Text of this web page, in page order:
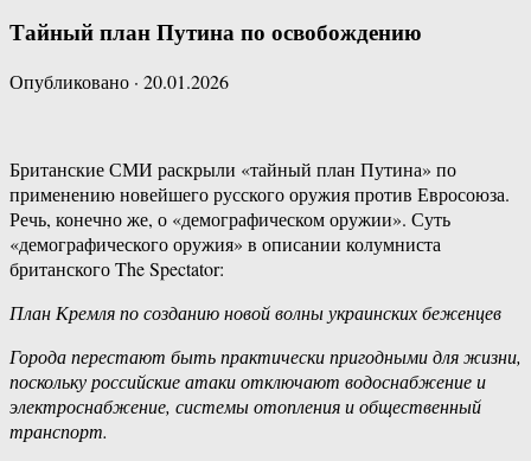
Тайный план Путина по освобождению
Опубликовано · 20.01.2026
Британские СМИ раскрыли «тайный план Путина» по
применению новейшего русского оружия против Евросоюза.
Речь, конечно же, о «демографическом оружии». Суть
«демографического оружия» в описании колумниста
британского The Spectator:
План Кремля по созданию новой волны украинских беженцев
Города перестают быть практически пригодными для жизни,
поскольку российские атаки отключают водоснабжение и
электроснабжение, системы отопления и общественный
транспорт.